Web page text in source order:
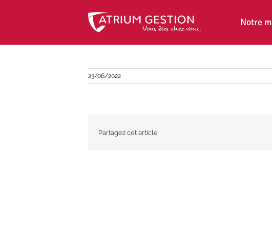
Notre
23/06/2022
Partagez cet article